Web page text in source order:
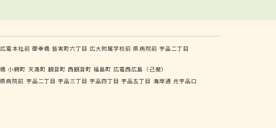
広電本社前 御幸橋 皆実町六丁目 広大附属学校前 県病院前 宇品二丁目
小網町 天満町 観音町 西観音町 福島町 広電西広島（己斐）
県病院前 宇品二丁目 宇品三丁目 宇品四丁目 宇品五丁目 海岸通 元宇品口